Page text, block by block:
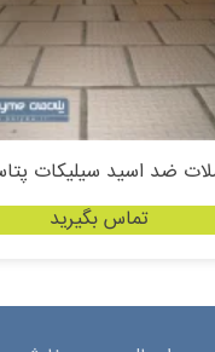
ضد اسید سیلیکات
تماس بگیرید